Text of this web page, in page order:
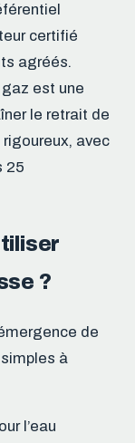
certifié
agréés.
gaz est une
le retrait de
rigoureux, avec
25
?
de
à
l’eau